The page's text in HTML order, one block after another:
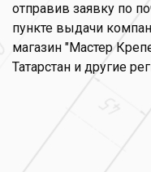
отправив заявку по
пункте выдачи
магазин "Мастер
Татарстан и другие